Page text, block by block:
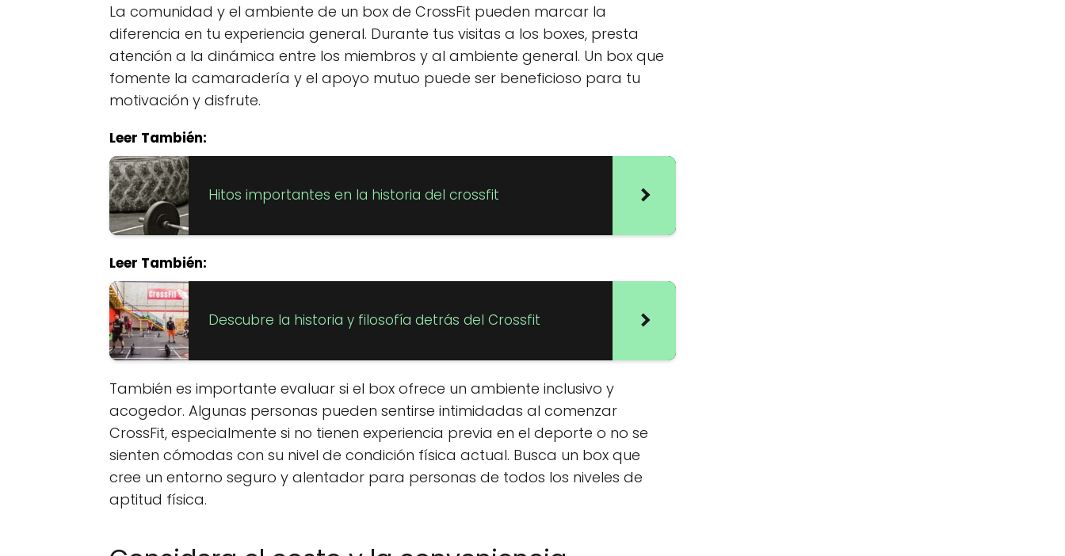
La comunidad y el ambiente de un box de CrossFit pueden marcar la
diferencia en tu experiencia general. Durante tus visitas a los boxes, presta
atención a la dinámica entre los miembros y al ambiente general. Un box que
fomente la camaradería y el apoyo mutuo puede ser beneficioso para tu
motivación y disfrute.
Leer También:
Hitos importantes en la historia del crossfit
Leer También:
Descubre la historia y filosofía detrás del Crossfit
También es importante evaluar si el box ofrece un ambiente inclusivo y
acogedor. Algunas personas pueden sentirse intimidadas al comenzar
CrossFit, especialmente si no tienen experiencia previa en el deporte o no se
sienten cómodas con su nivel de condición física actual. Busca un box que
cree un entorno seguro y alentador para personas de todos los niveles de
aptitud física.